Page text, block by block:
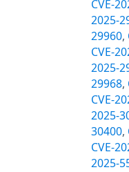
CVE-
2025-
29960,
CVE-
2025-
29968,
CVE-
2025-
30400,
CVE-
2025-